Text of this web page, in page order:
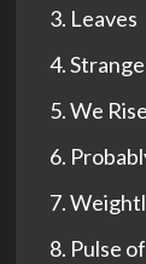
Leaves
We Rise
Pulse